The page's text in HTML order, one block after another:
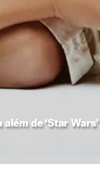
de ‘Star Wars’